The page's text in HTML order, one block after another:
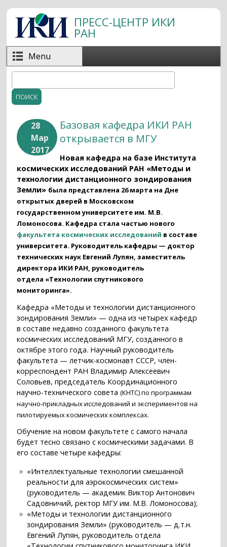
Перейти к основному содержанию
ПРЕСС-ЦЕНТР ИКИ
РАН
Menu
Форма поиска
28
Мар
2017
Базовая кафедра ИКИ РАН
открывается в МГУ
Новая кафедра на базе Института
космических исследований РАН «Методы и
технологии дистанционного зондирования
Земли» была представлена 26 марта на Дне
открытых дверей в Московском
государственном университете им. М.В.
Ломоносова. Кафедра стала частью нового
факультета космических исследований в составе
университета. Руководитель кафедры — доктор
технических наук Евгений Лупян, заместитель
директора ИКИ РАН, руководитель
отдела «Технологии спутникового
мониторинга».
Кафедра «Методы и технологии дистанционного
зондирования Земли» — одна из четырех кафедр
в составе недавно созданного факультета
космических исследований МГУ, созданного в
октябре этого года. Научный руководитель
факультета — летчик-космонавт СССР, член-
корреспондент РАН Владимир Алексеевич
Соловьев, председатель Координационного
научно-технического совета(КНТС)по программам
научно-прикладных исследований и экспериментов на
пилотируемых космических комплексах.
Обучение на новом факультете с самого начала
будет тесно связано с космическими задачами. В
его составе четыре кафедры:
«Интеллектуальные технологии смешанной
реальности для аэрокосмических систем»
(руководитель — академик Виктор Антонович
Садовничий, ректор МГУ им. М.В. Ломоносова);
«Методы и технологии дистанционного
зондирования Земли» (руководитель — д.т.н.
Евгений Лупян, руководитель отдела